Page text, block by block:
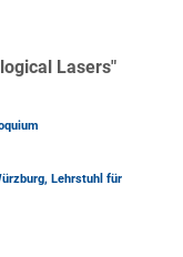
Lasers"
Lehrstuhl für